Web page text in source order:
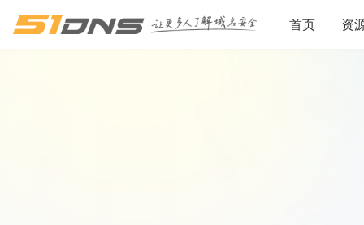
首页 资